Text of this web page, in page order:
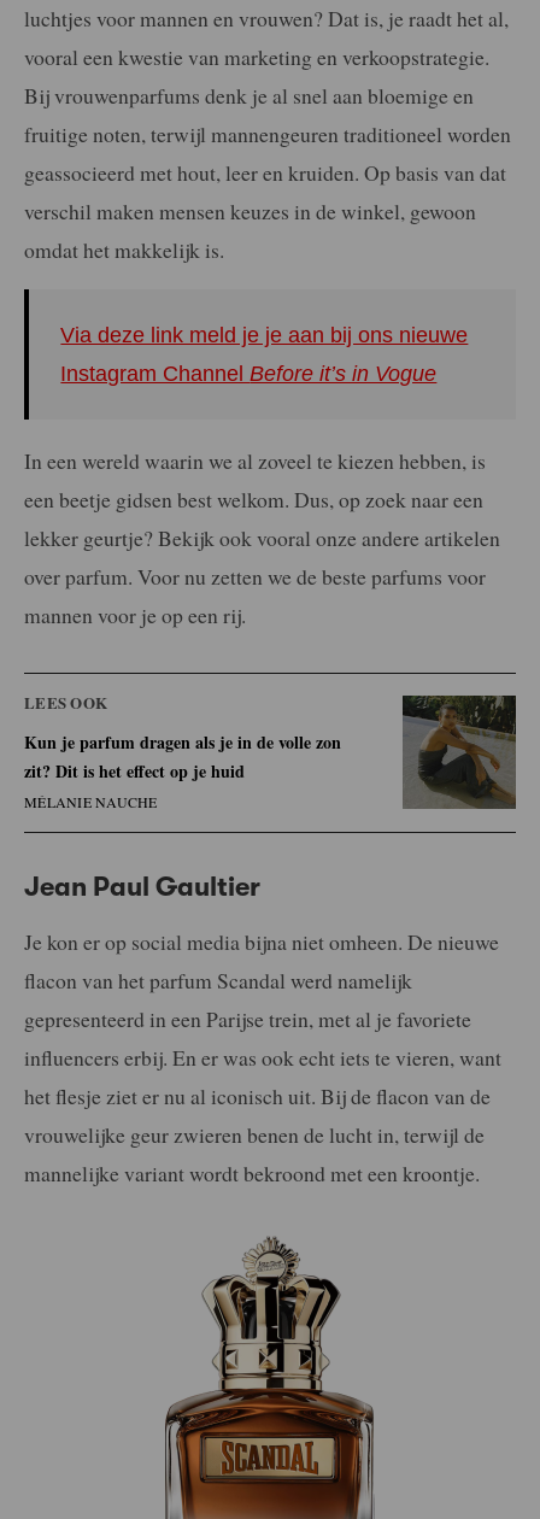
luchtjes voor mannen en vrouwen? Dat is, je raadt het al,
vooral een kwestie van marketing en verkoopstrategie.
Bij vrouwenparfums denk je al snel aan bloemige en
fruitige noten, terwijl mannengeuren traditioneel worden
geassocieerd met hout, leer en kruiden. Op basis van dat
verschil maken mensen keuzes in de winkel, gewoon
omdat het makkelijk is.
Via deze link meld je je aan bij ons nieuwe
Instagram ChannelBefore it’s in Vogue
In een wereld waarin we al zoveel te kiezen hebben, is
een beetje gidsen best welkom. Dus, op zoek naar een
lekker geurtje? Bekijk ook vooral onze andere artikelen
over parfum. Voor nu zetten we de beste parfums voor
mannen voor je op een rij.
LEES OOK
Kun je parfum dragen als je in de volle zon
zit? Dit is het effect op je huid
MÉLANIE NAUCHE
Jean Paul Gaultier
Je kon er op social media bijna niet omheen. De nieuwe
flacon van het parfum Scandal werd namelijk
gepresenteerd in een Parijse trein, met al je favoriete
influencers erbij. En er was ook echt iets te vieren, want
het flesje ziet er nu al iconisch uit. Bij de flacon van de
vrouwelijke geur zwieren benen de lucht in, terwijl de
mannelijke variant wordt bekroond met een kroontje.